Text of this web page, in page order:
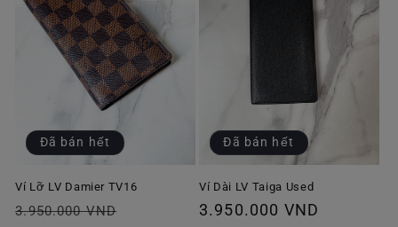
Đã bán hết
Ví Lỡ LV Damier TV16
Giá
3.950.000 VND
Đã bán hết
Ví Dài LV Taiga Used
Giá
3.950.000 VND